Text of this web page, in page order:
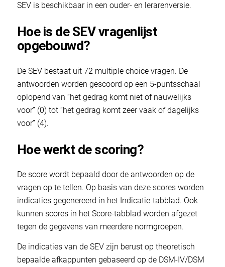
SEV is beschikbaar in een ouder- en lerarenversie.
Hoe is de SEV vragenlijst
opgebouwd?
De SEV bestaat uit 72 multiple choice vragen. De
antwoorden worden gescoord op een 5-puntsschaal
oplopend van “het gedrag komt niet of nauwelijks
voor” (0) tot “het gedrag komt zeer vaak of dagelijks
voor” (4).
Hoe werkt de scoring?
De score wordt bepaald door de antwoorden op de
vragen op te tellen. Op basis van deze scores worden
indicaties gegenereerd in het Indicatie-tabblad. Ook
kunnen scores in het Score-tabblad worden afgezet
tegen de gegevens van meerdere normgroepen.
De indicaties van de SEV zijn berust op theoretisch
bepaalde afkappunten gebaseerd op de DSM-IV/DSM